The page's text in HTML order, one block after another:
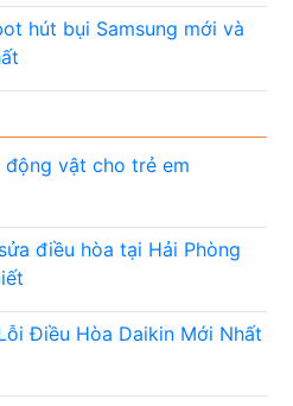
hút bụi Samsung mới và
động vật cho trẻ em
điều hòa tại Hải Phòng
Điều Hòa Daikin Mới Nhất